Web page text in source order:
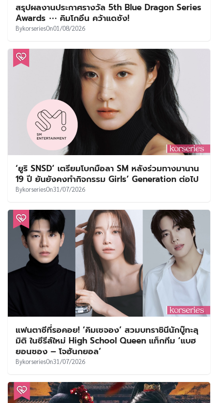
สรุปผลงานประกาศรางวัล 5th Blue Dragon Series
Awards ⋯ คิมโกอึน คว้าแดซัง!
BykorseriesOn01/08/2026
‘ยูริ SNSD’ เตรียมโบกมือลา SM หลังร่วมทางมานาน
19 ปี ยันยังคงทำกิจกรรม Girls’ Generation ต่อไป
BykorseriesOn31/07/2026
แฟนตาซีที่รอคอย! ‘คิมเซจอง’ สวมบทราชินีนักบู๊ทะลุ
มิติ ในซีรีส์ใหม่ High School Queen แท็กทีม ‘แบฮ
ยอนซอง – โจฮันกยอล’
BykorseriesOn31/07/2026